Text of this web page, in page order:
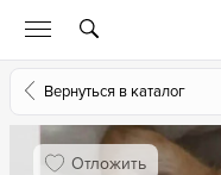
Вернуться в каталог
Отложить